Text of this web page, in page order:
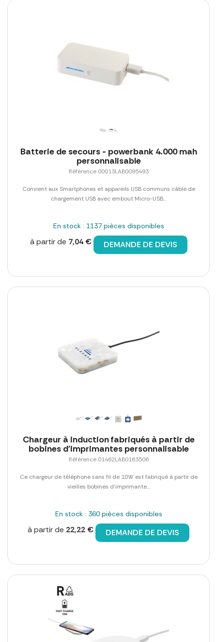
Batterie de secours - powerbank 4.000 mah
personnalisable
Référence 00013LAB0095493
Convient aux Smartphones et appareils USB communs câble de
chargement USB avec embout Micro-USB...
En stock : 1137 pièces disponibles
à partir de 7,04 € DEMANDE DE DEVIS
Chargeur à induction fabriqués à partir de
bobines d'imprimantes personnalisable
Référence 01462LAB0163506
Ce chargeur de téléphone sans fil de 10W est fabriqué à partir de
vieilles bobines d'imprimante...
En stock : 360 pièces disponibles
à partir de 22,22 € DEMANDE DE DEVIS